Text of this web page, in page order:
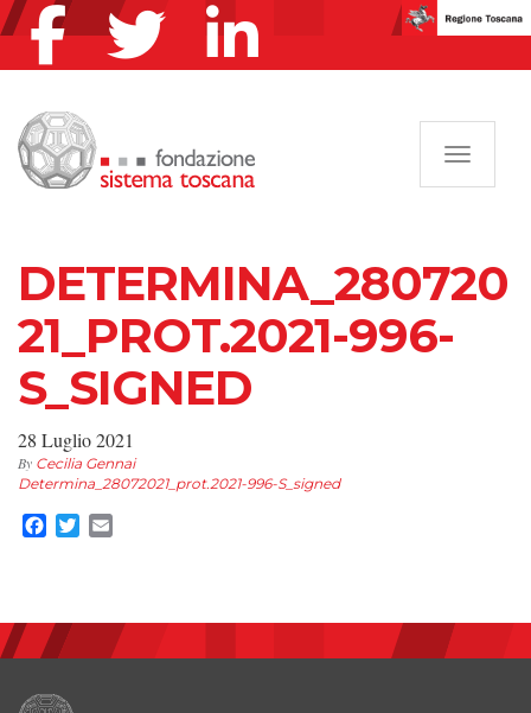
DETERMINA_280720
21_PROT.2021-996-
S_SIGNED
28 Luglio 2021
By Cecilia Gennai
Determina_28072021_prot.2021-996-S_signed
Facebook
Twitter